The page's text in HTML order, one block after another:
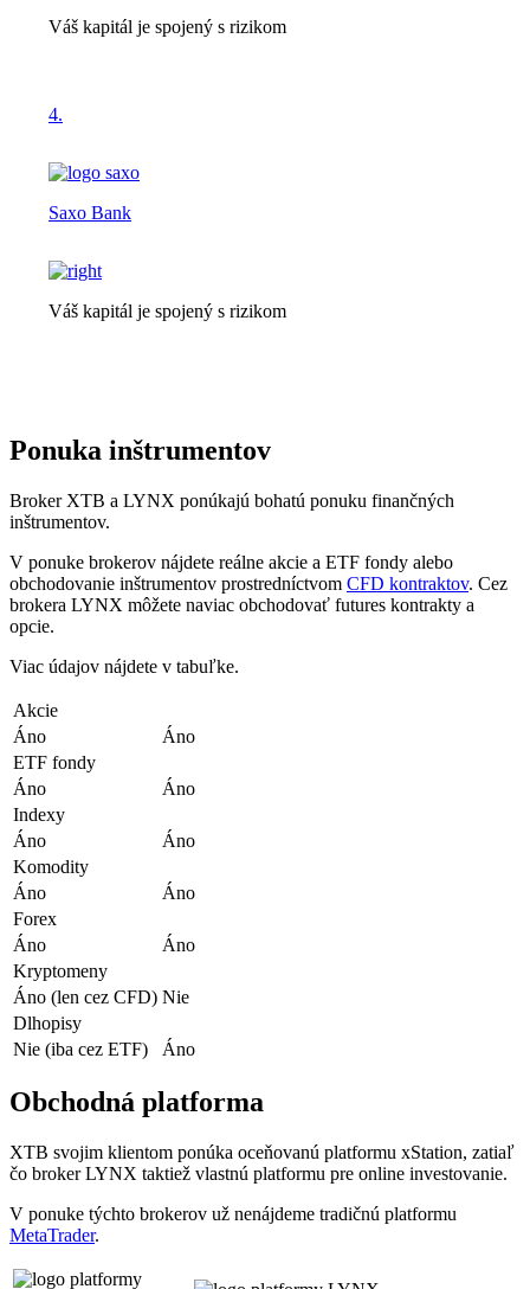
Váš kapitál je spojený s rizikom
4.
Saxo Bank
Váš kapitál je spojený s rizikom
Ponuka inštrumentov
Broker XTB a LYNX ponúkajú bohatú ponuku finančných
inštrumentov.
V ponuke brokerov nájdete reálne akcie a ETF fondy alebo
obchodovanie inštrumentov prostredníctvom CFD kontraktov. Cez
brokera LYNX môžete naviac obchodovať futures kontrakty a
opcie.
Viac údajov nájdete v tabuľke.
Akcie
Áno
Áno
ETF fondy
Áno
Áno
Indexy
Áno
Áno
Komodity
Áno
Áno
Forex
Áno
Áno
Kryptomeny
Áno (len cez CFD) Nie
Dlhopisy
Nie (iba cez ETF)
Áno
Obchodná platforma
XTB svojim klientom ponúka oceňovanú platformu xStation, zatiaľ
čo broker LYNX taktiež vlastnú platformu pre online investovanie.
V ponuke týchto brokerov už nenájdeme tradičnú platformu
MetaTrader.